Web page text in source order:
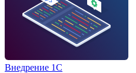
Внедрение 1С